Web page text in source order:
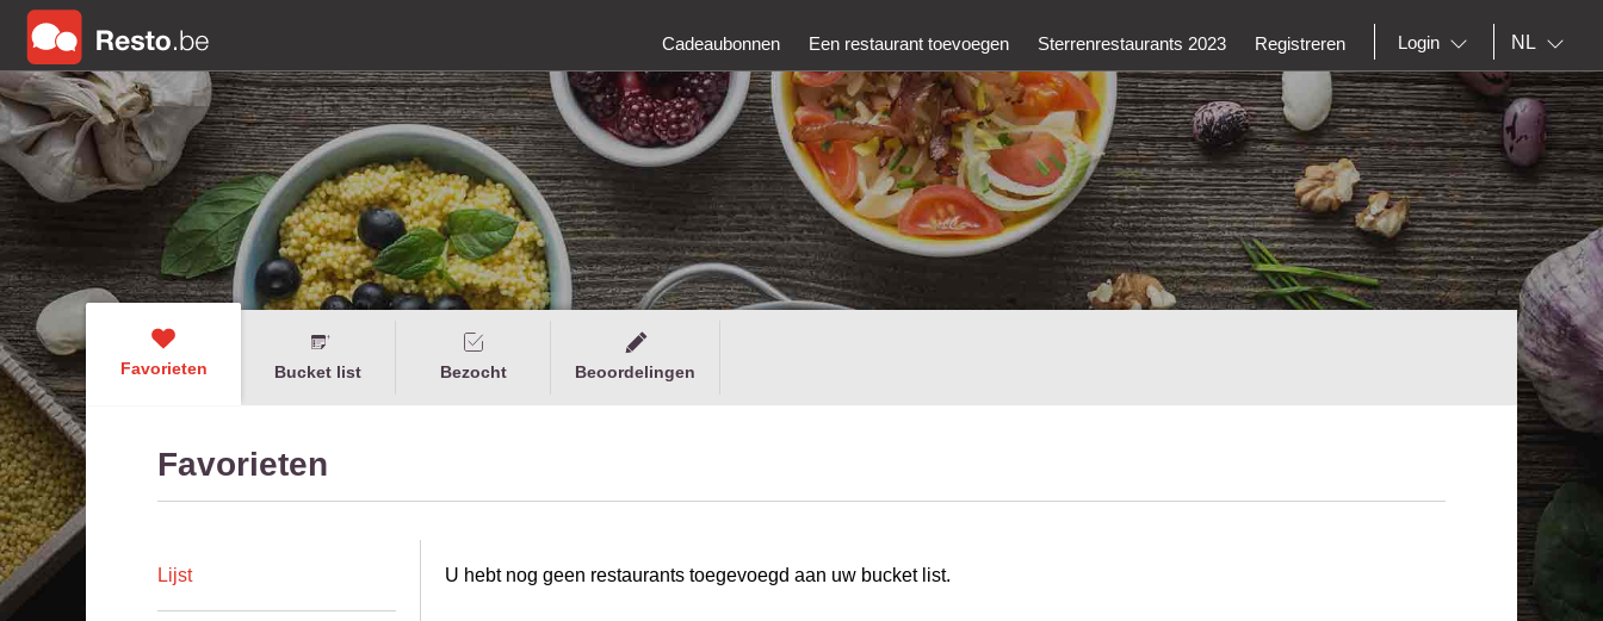
Cadeaubonnen Een restaurant toevoegen Sterrenrestaurants 2023 Registreren Login NL
Favorieten Bucket list Bezocht Beoordelingen
Favorieten
Lijst U hebt nog geen restaurants toegevoegd aan uw bucket list.